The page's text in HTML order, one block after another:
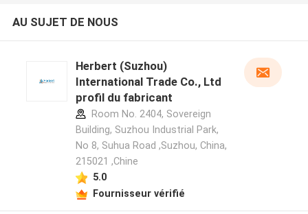
AU SUJET DE NOUS
Herbert (Suzhou)
International Trade Co., Ltd
profil du fabricant
Room No. 2404, Sovereign
Building, Suzhou Industrial Park,
No 8, Suhua Road ,Suzhou, China,
215021 ,Chine
5.0
Fournisseur vérifié